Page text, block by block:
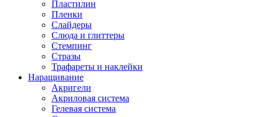
Пластилин
Пленки
Слайдеры
Слюда и глиттеры
Стемпинг
Стразы
Трафареты и наклейки
Наращивание
Акригели
Акриловая система
Гелевая система